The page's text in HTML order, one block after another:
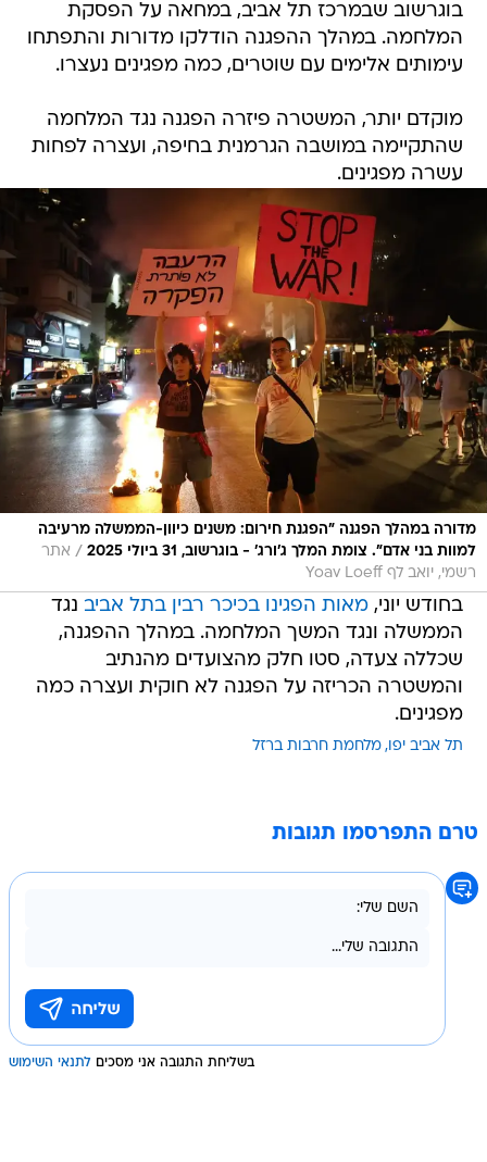
בוגרשוב שבמרכז תל אביב, במחאה על הפסקת
המלחמה. במהלך ההפגנה הודלקו מדורות והתפתחו
עימותים אלימים עם שוטרים, כמה מפגינים נעצרו.
מוקדם יותר, המשטרה פיזרה הפגנה נגד המלחמה
שהתקיימה במושבה הגרמנית בחיפה, ועצרה לפחות
עשרה מפגינים.
מדורה במהלך הפגנה "הפגנת חירום: משנים כיוון-הממשלה מרעיבה
למוות בני אדם". צומת המלך ג'ורג' - בוגרשוב, 31 ביולי 2025
/ אתר
רשמי, יואב לף Yoav Loeff
בחודש יוני,מאות הפגינו בכיכר רבין בתל אביב נגד
הממשלה ונגד המשך המלחמה. במהלך ההפגנה,
שכללה צעדה, סטו חלק מהצועדים מהנתיב
והמשטרה הכריזה על הפגנה לא חוקית ועצרה כמה
מפגינים.
תל אביב יפו מלחמת חרבות ברזל
טרם התפרסמו תגובות
בשליחת התגובה אני מסכים לתנאי השימוש